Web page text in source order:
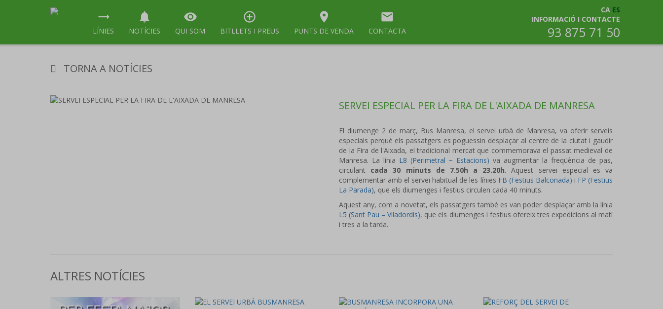
CA ES
INFORMACIÓ I CONTACTE
93 875 71 50
trending_flat
LÍNIES
notifications
NOTÍCIES
visibility
QUI SOM
control_point
BITLLETS I PREUS
room
PUNTS DE VENDA
mail
CONTACTA
TORNA A NOTÍCIES
SERVEI ESPECIAL PER LA FIRA DE L'AIXADA DE MANRESA
El diumenge 2 de març, Bus Manresa, el servei urbà de Manresa, va oferir serveis
especials perquè els passatgers es poguessin desplaçar al centre de la ciutat i gaudir
de la Fira de l'Aixada, el tradicional mercat que commemorava el passat medieval de
Manresa. La línia L8 (Perimetral − Estacions) va augmentar la freqüència de pas,
circulant cada 30 minuts de 7.50h a 23.20h. Aquest servei especial es va
complementar amb el servei habitual de les línies FB (Festius Balconada) i FP (Festius
La Parada), que els diumenges i festius circulen cada 40 minuts.
Aquest any, com a novetat, els passatgers també es van poder desplaçar amb la línia
L5 (Sant Pau – Viladordis), que els diumenges i festius ofereix tres expedicions al matí
i tres a la tarda.
ALTRES NOTÍCIES